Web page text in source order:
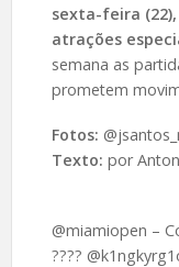
sexta-feira
atrações
semana as
prometem
Fotos:
Texto: por
@miamiopen –
????